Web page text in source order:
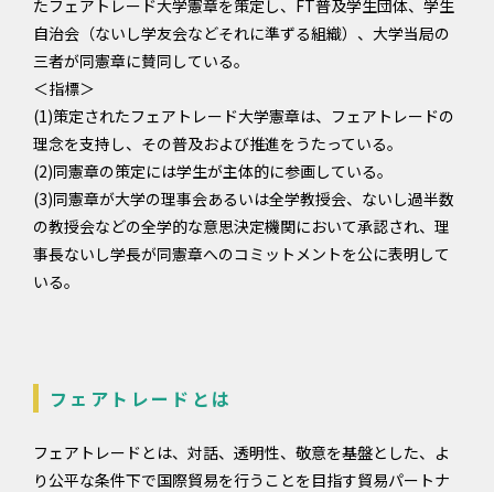
たフェアトレード大学憲章を策定し、FT普及学生団体、学生
自治会（ないし学友会などそれに準ずる組織）、大学当局の
三者が同憲章に賛同している。
＜指標＞
(1)策定されたフェアトレード大学憲章は、フェアトレードの
理念を支持し、その普及および推進をうたっている。
(2)同憲章の策定には学生が主体的に参画している。
(3)同憲章が大学の理事会あるいは全学教授会、ないし過半数
の教授会などの全学的な意思決定機関において承認され、理
事長ないし学長が同憲章へのコミットメントを公に表明して
いる。
フェアトレードとは
フェアトレードとは、対話、透明性、敬意を基盤とした、よ
り公平な条件下で国際貿易を行うことを目指す貿易パートナ